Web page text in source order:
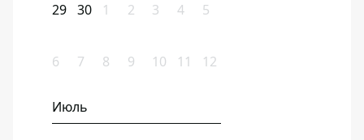
29 30 1 2 3 4 5
6 7 8 9 10 11 12
Июль